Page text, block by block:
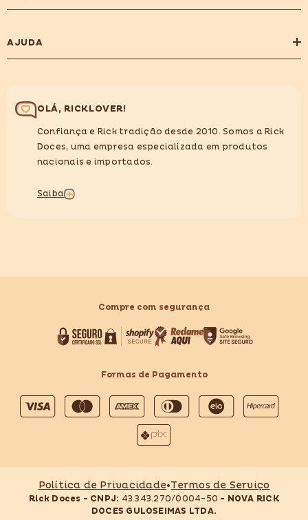
AJUDA
OLÁ, RICKLOVER!
Confiança e Rick tradição desde 2010. Somos a Rick
Doces, uma empresa especializada em produtos
nacionais e importados.
Saiba
Compre com segurança
Formas de Pagamento
Formas
pagamento
Política de Privacidade•Termos de Serviço
Rick Doces - CNPJ: 43.343.270/0004-50 - NOVA RICK
DOCES GULOSEIMAS LTDA.